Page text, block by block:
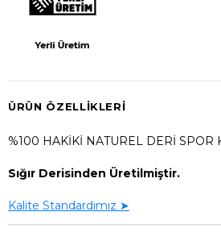
ÜRÜN ÖZELLIKLERI
%100 HAKİKİ NATUREL DERİ SPOR
Sığır Derisinden Üretilmiştir.
Kalite Standardımız ➤